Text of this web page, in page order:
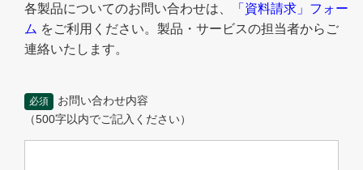
各製品についてのお問い合わせは、
「資料請求」フォー
ム をご利用ください。製品・サービスの担当者からご
連絡いたします。
必須
お問い合わせ内容
（500字以内でご記入ください）